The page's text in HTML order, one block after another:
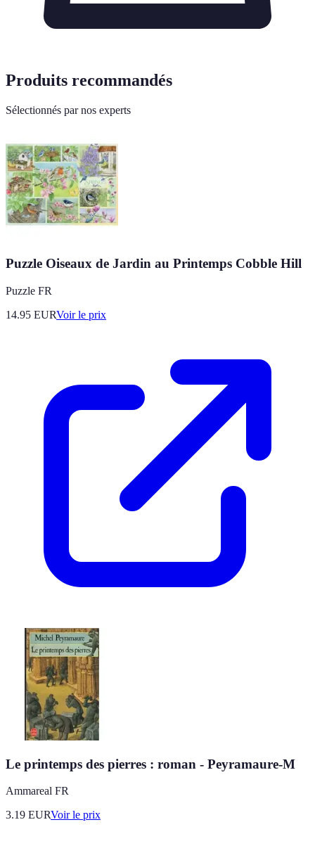
Produits recommandés
Sélectionnés par nos experts
Puzzle Oiseaux de Jardin au Printemps Cobble Hill
Puzzle FR
14.95 EURVoir le prix
Le printemps des pierres : roman - Peyramaure-M
Ammareal FR
3.19 EURVoir le prix